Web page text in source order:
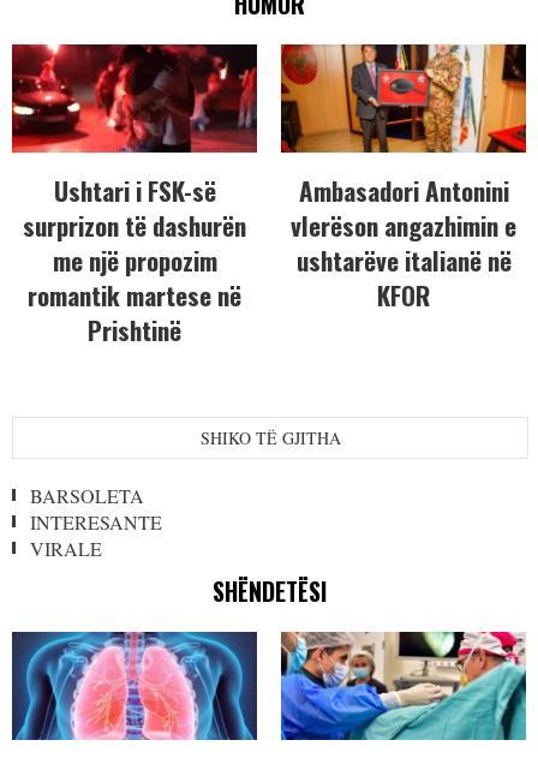
Ushtari i FSK-së
surprizon të dashurën
me një propozim
romantik martese në
Prishtinë
Ambasadori Antonini
vlerëson angazhimin e
ushtarëve italianë në
KFOR
SHIKO TË GJITHA
BARSOLETA
INTERESANTE
VIRALE
SHËNDETËSI